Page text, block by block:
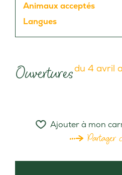
Animaux acceptés
Langues
Ouverturesdu 4 avril
Ajouter à mon
Partager